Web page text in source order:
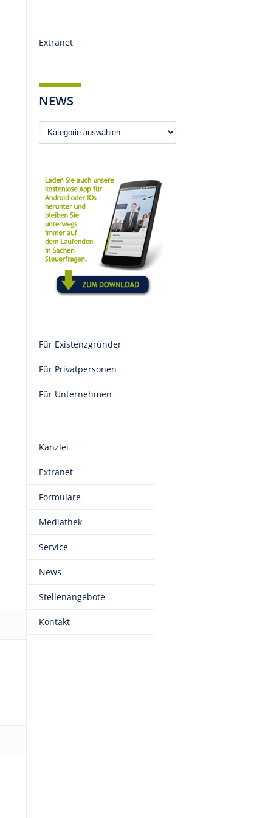
Extranet
NEWS
News
Für Existenzgründer
Für Privatpersonen
Für Unternehmen
Kanzlei
Extranet
Formulare
Mediathek
Service
News
Stellenangebote
Kontakt